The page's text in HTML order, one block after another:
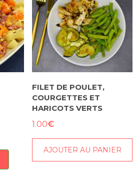
FILET DE POULET,
COURGETTES ET
HARICOTS VERTS
1.00€
AJOUTER AU PANIER